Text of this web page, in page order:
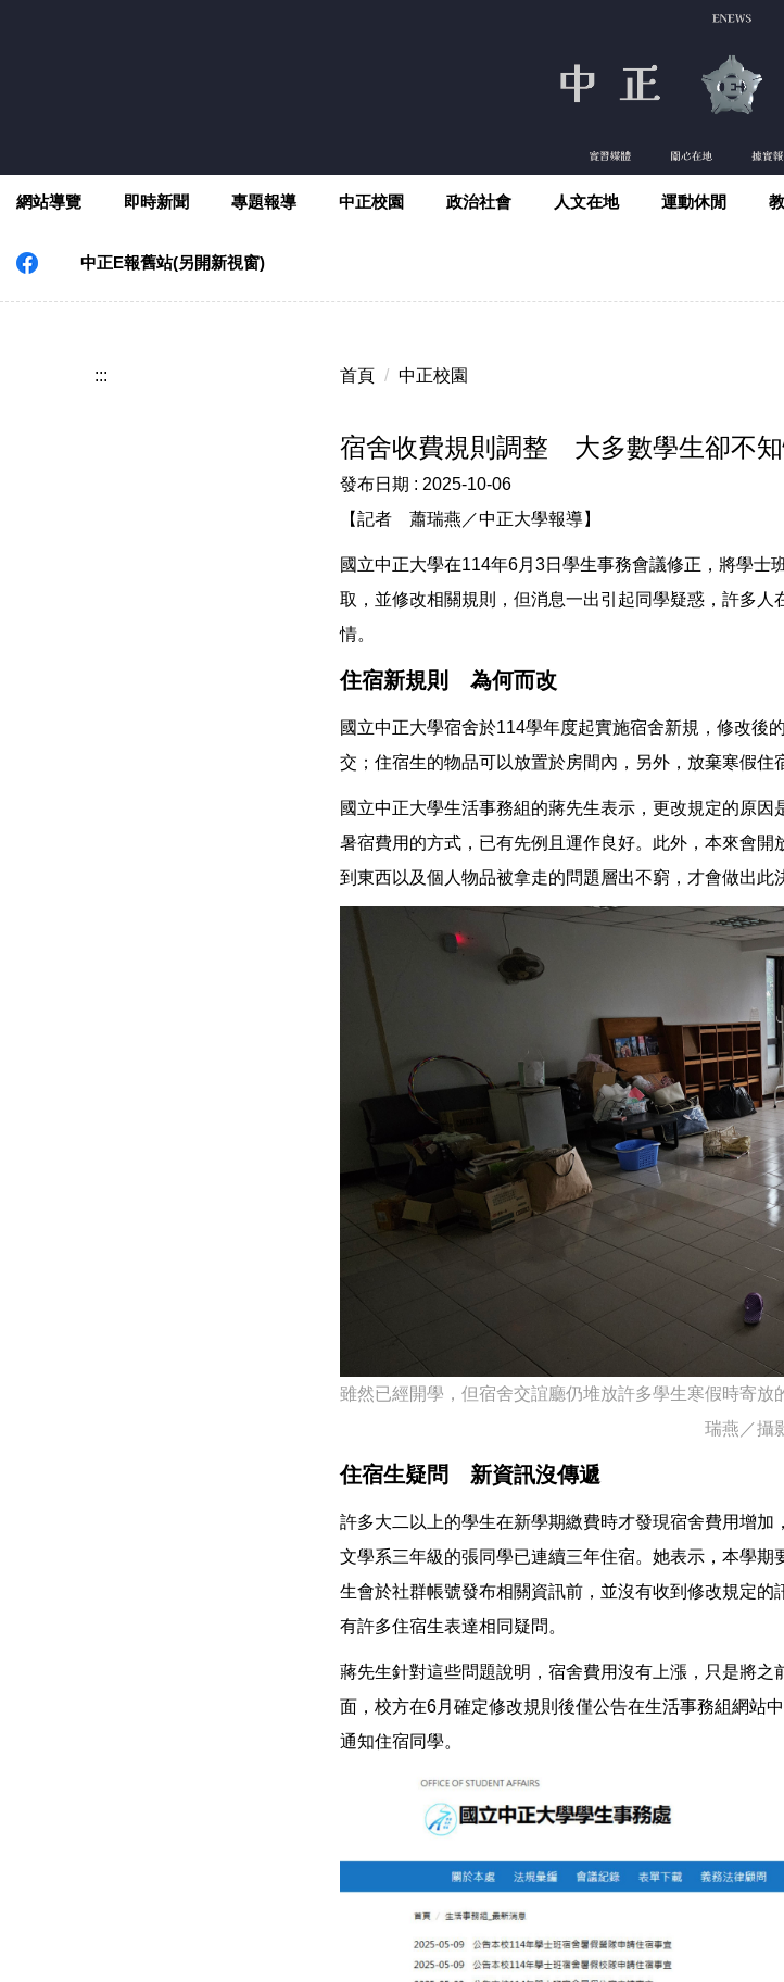
區
網站導覽
即時新聞 專題報導 中正校園 政治社會 人文在地 運動休閒
中正E報舊站(另開新視窗)
::: 首頁 中正校園
宿舍收費規則調整 大多數學生卻不知
發布日期 : 2025-10-06
【記者 蕭瑞燕／中正大學報導】
國立中正大學在114年6月3日學生事務會議修正，將學士
取，並修改相關規則，但消息一出引起同學疑惑，許多
情。
住宿新規則 為何而改
國立中正大學宿舍於114學年度起實施宿舍新規，修改後
交；住宿生的物品可以放置於房間內，另外，放棄寒假住
國立中正大學生活事務組的蔣先生表示，更改規定的原
暑宿費用的方式，已有先例且運作良好。此外，本來會
到東西以及個人物品被拿走的問題層出不窮，才會做出此
雖然已經開學，但宿舍交誼廳仍堆放許多學生寒假時寄
瑞燕／攝
住宿生疑問 新資訊沒傳遞
許多大二以上的學生在新學期繳費時才發現宿舍費用增
文學系三年級的張同學已連續三年住宿。她表示，本學
生會於社群帳號發布相關資訊前，並沒有收到修改規定
有許多住宿生表達相同疑問。
蔣先生針對這些問題說明，宿舍費用沒有上漲，只是將
面，校方在6月確定修改規則後僅公告在生活事務組網站
通知住宿同學。